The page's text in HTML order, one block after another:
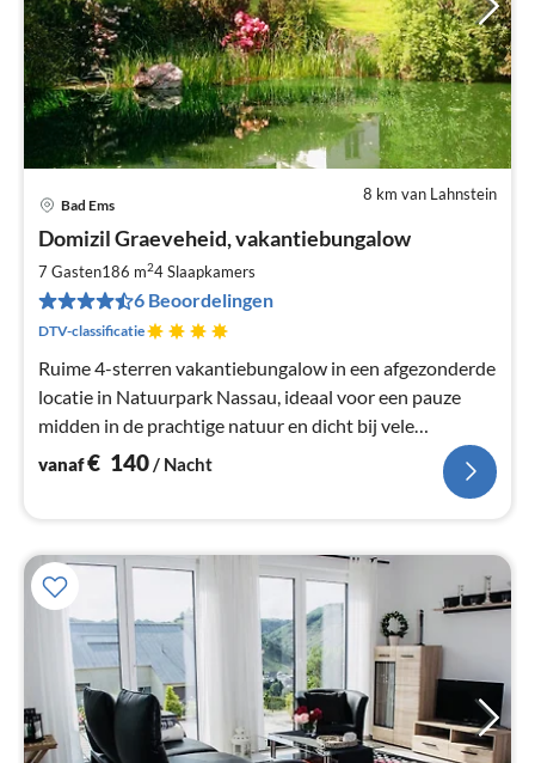
8 km van Lahnstein
Bad Ems
Domizil Graeveheid, vakantiebungalow
7 Gasten186 m24Slaapkamers
6 Beoordelingen
DTV-classificatie
Ruime 4-sterren vakantiebungalow in een afgezonderde
locatie in Natuurpark Nassau, ideaal voor een pauze
midden in de prachtige natuur en dicht bij vele
bezienswaardigheden, honden zijn welkom.
vanaf€ 140/ Nacht